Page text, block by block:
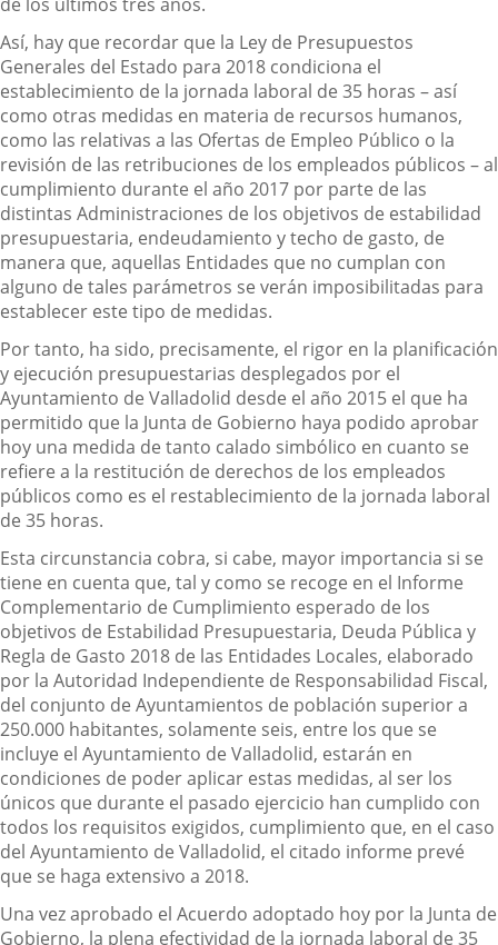
Así, hay que recordar que la Ley de Presupuestos
Generales del Estado para 2018 condiciona el
establecimiento de la jornada laboral de 35 horas – así
como otras medidas en materia de recursos humanos,
como las relativas a las Ofertas de Empleo Público o la
revisión de las retribuciones de los empleados públicos – al
cumplimiento durante el año 2017 por parte de las
distintas Administraciones de los objetivos de estabilidad
presupuestaria, endeudamiento y techo de gasto, de
manera que, aquellas Entidades que no cumplan con
alguno de tales parámetros se verán imposibilitadas para
establecer este tipo de medidas.
Por tanto, ha sido, precisamente, el rigor en la planificación
y ejecución presupuestarias desplegados por el
Ayuntamiento de Valladolid desde el año 2015 el que ha
permitido que la Junta de Gobierno haya podido aprobar
hoy una medida de tanto calado simbólico en cuanto se
refiere a la restitución de derechos de los empleados
públicos como es el restablecimiento de la jornada laboral
de 35 horas.
Esta circunstancia cobra, si cabe, mayor importancia si se
tiene en cuenta que, tal y como se recoge en el Informe
Complementario de Cumplimiento esperado de los
objetivos de Estabilidad Presupuestaria, Deuda Pública y
Regla de Gasto 2018 de las Entidades Locales, elaborado
por la Autoridad Independiente de Responsabilidad Fiscal,
del conjunto de Ayuntamientos de población superior a
250.000 habitantes, solamente seis, entre los que se
incluye el Ayuntamiento de Valladolid, estarán en
condiciones de poder aplicar estas medidas, al ser los
únicos que durante el pasado ejercicio han cumplido con
todos los requisitos exigidos, cumplimiento que, en el caso
del Ayuntamiento de Valladolid, el citado informe prevé
que se haga extensivo a 2018.
Una vez aprobado el Acuerdo adoptado hoy por la Junta de
Gobierno, la plena efectividad de la jornada laboral de 35